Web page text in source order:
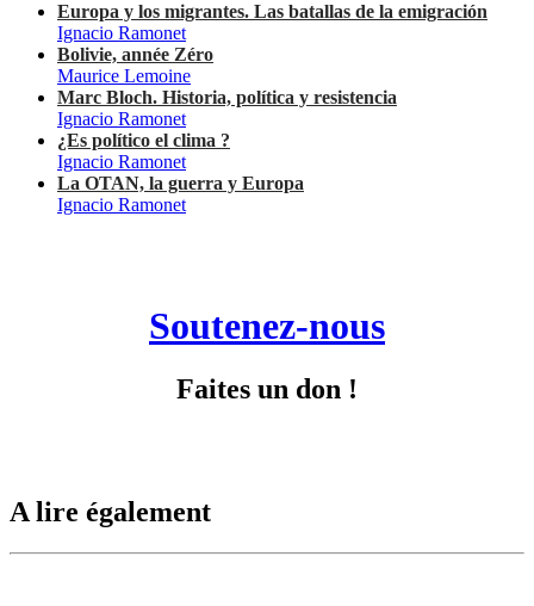
Europa y los migrantes. Las batallas de la emigración
Ignacio Ramonet
Bolivie, année Zéro
Maurice Lemoine
Marc Bloch. Historia, política y resistencia
Ignacio Ramonet
¿Es político el clima ?
Ignacio Ramonet
La OTAN, la guerra y Europa
Ignacio Ramonet
Soutenez-nous
Faites un don !
A lire également